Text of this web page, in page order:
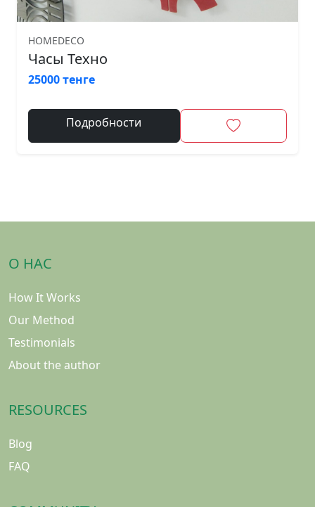
HOMEDECO
Часы Техно
25000 тенге
Подробности
О НАС
How It Works
Our Method
Testimonials
About the author
RESOURCES
Blog
FAQ